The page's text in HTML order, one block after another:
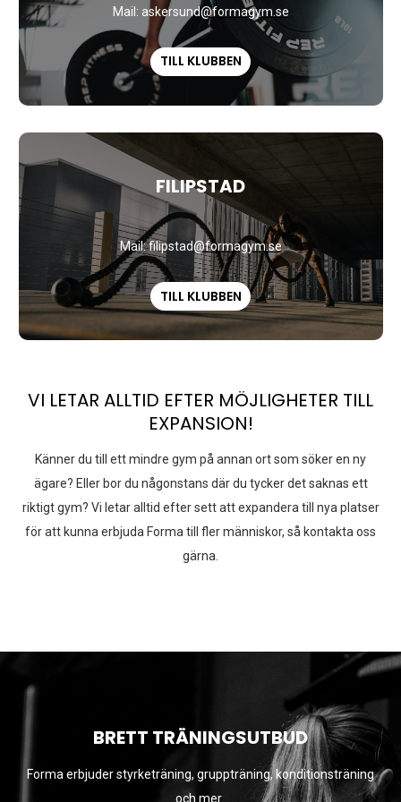
Mail: askersund@formagym.se
TILL KLUBBEN
FILIPSTAD
Mail: filipstad@formagym.se
TILL KLUBBEN
VI LETAR ALLTID EFTER MÖJLIGHETER TILL
EXPANSION!
Känner du till ett mindre gym på annan ort som söker en ny
ägare? Eller bor du någonstans där du tycker det saknas ett
riktigt gym? Vi letar alltid efter sett att expandera till nya platser
för att kunna erbjuda Forma till fler människor, så kontakta oss
gärna.
BRETT TRÄNINGSUTBUD
Forma erbjuder styrketräning, gruppträning, konditionsträning
och mer.